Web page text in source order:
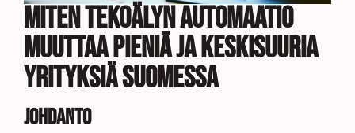
Miten tekoälyn automaatio
muuttaa pieniä ja keskisuuria
yrityksiä Suomessa
Johdanto